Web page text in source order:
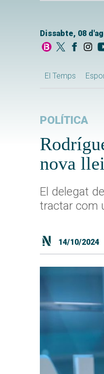
Dissabte, 08
El Temps
POLÍTICA
nova
El delegat
tractar com
14/10/2024